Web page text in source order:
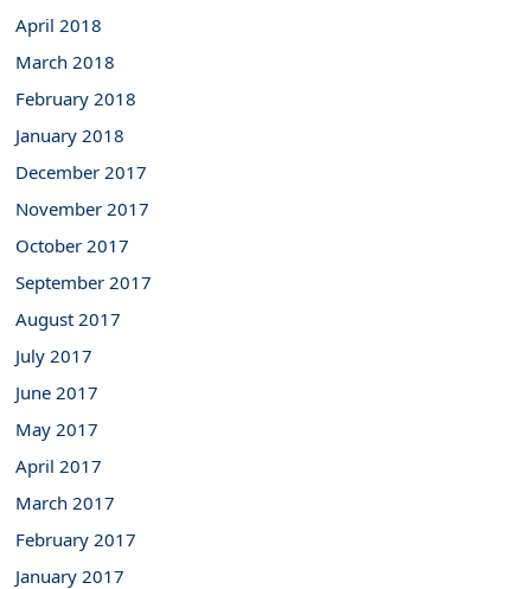
April 2018
March 2018
February 2018
January 2018
December 2017
November 2017
October 2017
September 2017
August 2017
July 2017
June 2017
May 2017
April 2017
March 2017
February 2017
January 2017